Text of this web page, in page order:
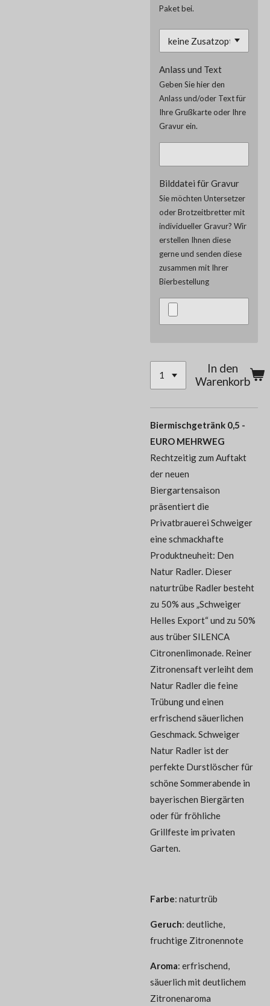
Paket bei.
Anlass und Text
Geben Sie hier den
Anlass und/oder Text für
Ihre Grußkarte oder Ihre
Gravur ein.
Bilddatei für Gravur
Sie möchten Untersetzer
oder Brotzeitbretter mit
individueller Gravur? Wir
erstellen Ihnen diese
gerne und senden diese
zusammen mit Ihrer
Bierbestellung
In den
Warenkorb
Biermischgetränk 0,5 -
EURO MEHRWEG
Rechtzeitig zum Auftakt
der neuen
Biergartensaison
präsentiert die
Privatbrauerei Schweiger
eine schmackhafte
Produktneuheit: Den
Natur Radler. Dieser
naturtrübe Radler besteht
zu 50% aus „Schweiger
Helles Export“ und zu 50%
aus trüber SILENCA
Citronenlimonade. Reiner
Zitronensaft verleiht dem
Natur Radler die feine
Trübung und einen
erfrischend säuerlichen
Geschmack. Schweiger
Natur Radler ist der
perfekte Durstlöscher für
schöne Sommerabende in
bayerischen Biergärten
oder für fröhliche
Grillfeste im privaten
Garten.
Farbe: naturtrüb
Geruch: deutliche,
fruchtige Zitronennote
Aroma: erfrischend,
säuerlich mit deutlichem
Zitronenaroma